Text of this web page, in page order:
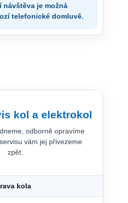
návštěva je možná
telefonické domluvě.
kol a elektrokol
odborně opravíme
vám jej přivezeme
zpět.
kola